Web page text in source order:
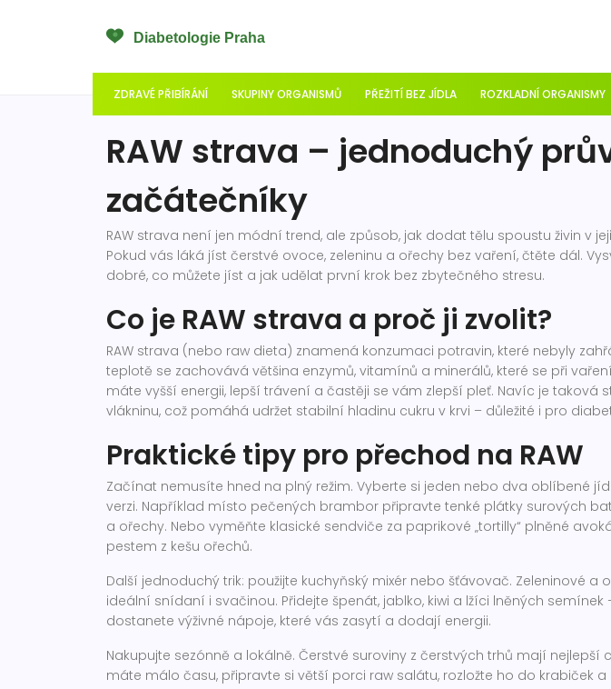
ZDRAVÉ PŘIBÍRÁNÍ SKUPINY ORGANISMŮ PŘEŽITÍ BEZ JÍDLA ROZKLADNÍ ORGANISMY
RAW strava – jednoduchý
začátečníky
RAW strava není jen módní trend, ale způsob, jak dodat tělu spoustu živin v
Pokud vás láká jíst čerstvé ovoce, zeleninu a ořechy bez vaření, čtěte dál.
dobré, co můžete jíst a jak udělat první krok bez zbytečného stresu.
Co je RAW strava a proč ji zvolit?
RAW strava (nebo raw dieta) znamená konzumaci potravin, které nebyly
teplotě se zachovává většina enzymů, vitamínů a minerálů, které se při
máte vyšší energii, lepší trávení a častěji se vám zlepší pleť. Navíc je taková
vlákninu, což pomáhá udržet stabilní hladinu cukru v krvi – důležité i pro
Praktické tipy pro přechod na RAW
Začínat nemusíte hned na plný režim. Vyberte si jeden nebo dva oblíbené
verzi. Například místo pečených brambor připravte tenké plátky surových
a ořechy. Nebo vyměňte klasické sendviče za paprikové „tortilly“ plněné
pestem z kešu ořechů.
Další jednoduchý trik: použijte kuchyňský mixér nebo šťávovač. Zeleninové a
ideální snídaní i svačinou. Přidejte špenát, jablko, kiwi a lžíci lněných
dostanete výživné nápoje, které vás zasytí a dodají energii.
Nakupujte sezónně a lokálně. Čerstvé suroviny z čerstvých trhů mají nejlepší
máte málo času, připravte si větší porci raw salátu, rozložte ho do krabiček